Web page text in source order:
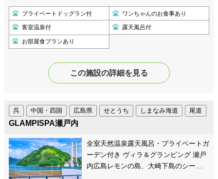
プライベートドッグラン付 ワンちゃんのお食事あり
客室温泉付 露天風呂付
お部屋食プランあり
この施設の詳細を見る
しまなみ海道 尾道
呉 中国・四国 広島県 せとうち
GLAMPISPA瀬戸内
全室天然温泉露天風呂・プライベートガ
ーデン付き ヴィラ＆グランピング 瀬戸
内広島レモンの島、大崎下島のシー…